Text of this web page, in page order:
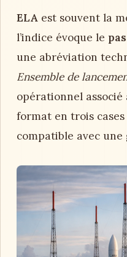
ELA est souvent la
l’indice évoque le
une abréviation
Ensemble de
opérationnel associé
format en trois
compatible avec une